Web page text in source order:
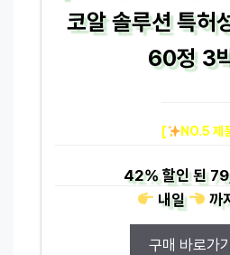
코알 솔루션 특
60정 3
[ NO.5 제
42%할인 된
내일
까
구매 바로가기